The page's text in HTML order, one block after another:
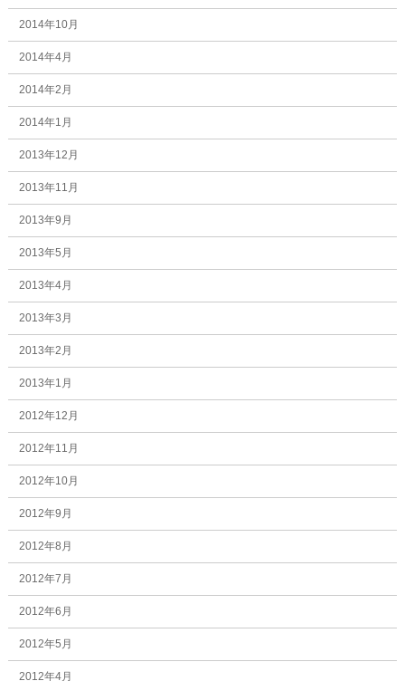
2014年10月
2014年4月
2014年2月
2014年1月
2013年12月
2013年11月
2013年9月
2013年5月
2013年4月
2013年3月
2013年2月
2013年1月
2012年12月
2012年11月
2012年10月
2012年9月
2012年8月
2012年7月
2012年6月
2012年5月
2012年4月